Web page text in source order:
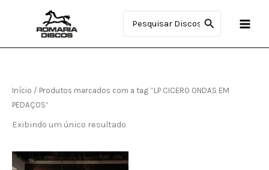
conteúdo
Início / Produtos marcados com a tag “LP CICERO ONDAS EM
PEDAÇOS”
Exibindo um único resultado